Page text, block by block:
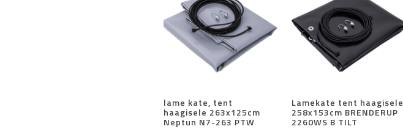
lame kate, tent
haagisele 263x125cm
Neptun N7-263 PTW
Lamekate tent haagisele
258x153cm BRENDERUP
2260WS B TILT